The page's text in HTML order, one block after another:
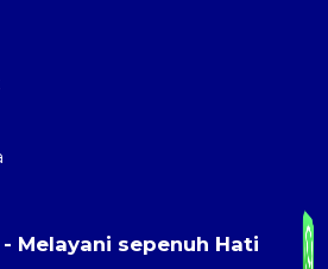
Melayani sepenuh Hati